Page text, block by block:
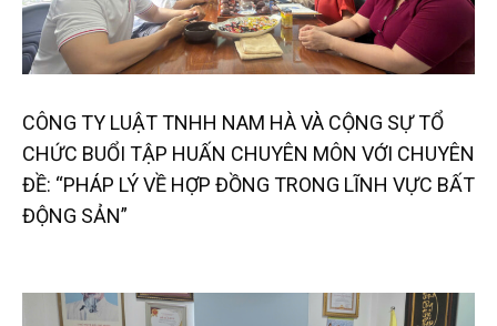
CÔNG TY LUẬT TNHH NAM HÀ VÀ CỘNG SỰ TỔ
CHỨC BUỔI TẬP HUẤN CHUYÊN MÔN VỚI CHUYÊN
ĐỀ: “PHÁP LÝ VỀ HỢP ĐỒNG TRONG LĨNH VỰC BẤT
ĐỘNG SẢN”